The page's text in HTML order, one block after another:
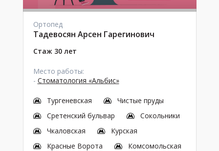
Ортопед
Тадевосян Арсен Гарегинович
Стаж 30 лет
Место работы:
- Стоматология «Альбис»
Тургеневская
Чистые пруды
Сретенский бульвар
Сокольники
Чкаловская
Курская
Красные Ворота
Комсомольская